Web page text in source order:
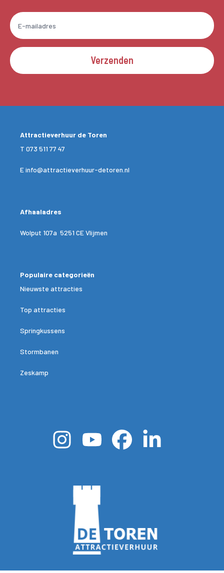
Verzenden
Attractieverhuur de Toren
T 073 511 77 47
Einfo@attractieverhuur-detoren.nl
Afhaaladres
Wolput 107a 5251 CE Vlijmen
Populaire categorieën
Nieuwste attracties
Top attracties
Springkussens
Stormbanen
Zeskamp